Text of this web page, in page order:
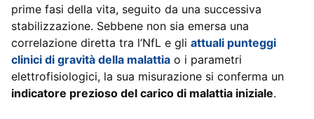
prime fasi della vita, seguito da una successiva
stabilizzazione. Sebbene non sia emersa una
correlazione diretta tra l’NfL e gli attuali punteggi
clinici di gravità della malattia o i parametri
elettrofisiologici, la sua misurazione si conferma un
indicatore prezioso del carico di malattia iniziale.